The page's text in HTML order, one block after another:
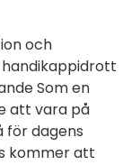
och
Som en
att vara på
för dagens
kommer att